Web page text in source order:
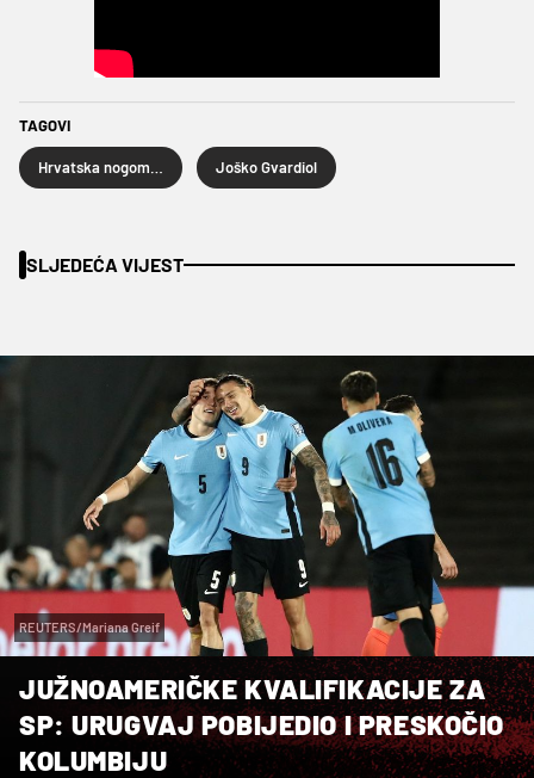
TAGOVI
Joško Gvardiol
SLJEDEĆA VIJEST
REUTERS/Mariana Greif
JUŽNOAMERIČKE KVALIFIKACIJE ZA
SP: URUGVAJ POBIJEDIO I PRESKOČIO
KOLUMBIJU